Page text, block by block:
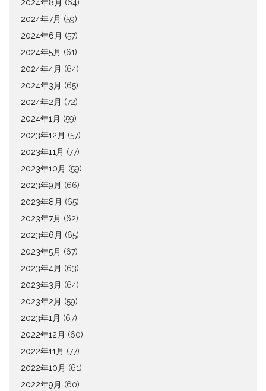
2024年8月 (64)
2024年7月 (59)
2024年6月 (57)
2024年5月 (61)
2024年4月 (64)
2024年3月 (65)
2024年2月 (72)
2024年1月 (59)
2023年12月 (57)
2023年11月 (77)
2023年10月 (59)
2023年9月 (66)
2023年8月 (65)
2023年7月 (62)
2023年6月 (65)
2023年5月 (67)
2023年4月 (63)
2023年3月 (64)
2023年2月 (59)
2023年1月 (67)
2022年12月 (60)
2022年11月 (77)
2022年10月 (61)
2022年9月 (60)